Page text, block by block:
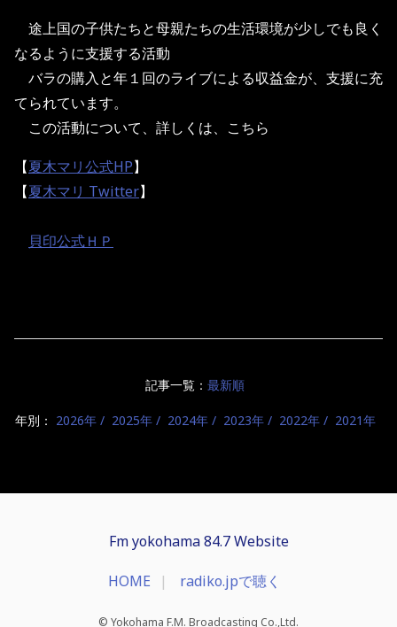
途上国の子供たちと母親たちの生活環境が少しでも良く
なるように支援する活動
バラの購入と年１回のライブによる収益金が、支援に充
てられています。
この活動について、詳しくは、こちら
【夏木マリ公式HP】
【夏木マリ Twitter】
貝印公式ＨＰ
記事一覧： 最新順
年別： 2026年 2025年 2024年 2023年 2022年 2021年
Fm yokohama 84.7 Website
HOME radiko.jpで聴く
© Yokohama F.M. Broadcasting Co.,Ltd.